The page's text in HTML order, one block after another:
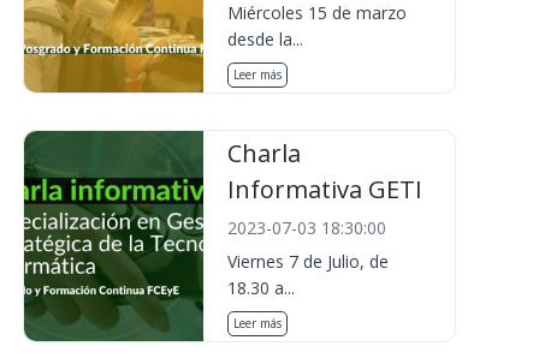
Miércoles 15 de marzo
desde la...
Leer más
Charla
Informativa GETI
2023-07-03 18:30:00
Viernes 7 de Julio, de
18.30 a...
Leer más